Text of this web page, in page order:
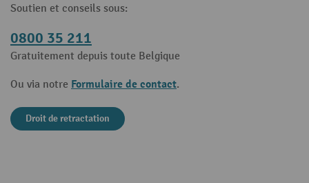
Soutien et conseils sous:
0800 35 211
Gratuitement depuis toute Belgique
Ou via notre Formulaire de contact.
Droit de retractation